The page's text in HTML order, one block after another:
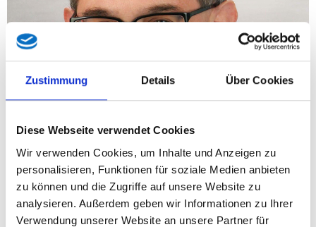
Zustimmung Details Über Cookies
Diese Webseite verwendet Cookies
Wir verwenden Cookies, um Inhalte und Anzeigen zu
personalisieren, Funktionen für soziale Medien anbieten
zu können und die Zugriffe auf unsere Website zu
analysieren. Außerdem geben wir Informationen zu Ihrer
Verwendung unserer Website an unsere Partner für
In einer Rede in der gestrigen Landtagssitzung zitierte FPÖ-
Klubobmann Hans Tschürtz Namen aus der Liste einer
niederösterreichischen Schule, die ihm anonym zugespielt
worden waren. Dies echauffierte die bekannt asylfreundlichen
Vertreter von SPÖ und Grünen.